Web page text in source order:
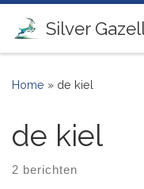
Ga naar inhoud
Silver
Home » de kiel
de kiel
2 berichten